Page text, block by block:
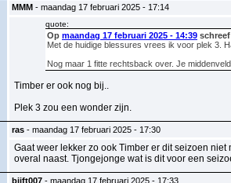
MMM - maandag 17 februari 2025 - 17:14
quote:
Op maandag 17 februari 2025 - 14:39
Met de huidige blessures vrees ik voor plek 3.
Nog maar 1 fitte rechtsback over. Je
Timber er ook nog bij..
Plek 3 zou een wonder zijn.
ras - maandag 17 februari 2025 - 17:30
Gaat weer lekker zo ook Timber er dit seizoen
overal naast. Tjongejonge wat is dit voor een
bijft007 - maandag 17 februari 2025 - 17:33